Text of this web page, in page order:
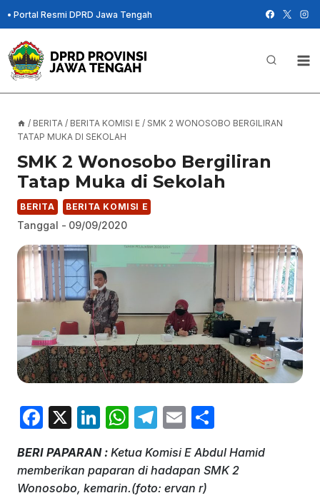
Skip
to
content
• Portal Resmi DPRD Jawa Tengah
/ BERITA / BERITA KOMISI E / SMK 2 WONOSOBO BERGILIRAN
TATAP MUKA DI SEKOLAH
SMK 2 Wonosobo Bergiliran
Tatap Muka di Sekolah
BERITA BERITA KOMISI E
Tanggal - 09/09/2020
F
c
e
X
Li
k
e
W
at
s
T
e
gr
E
ai
l
ar
BERI PAPARAN : Ketua Komisi E Abdul Hamid
memberikan paparan di hadapan SMK 2
Wonosobo, kemarin.(foto: ervan r)